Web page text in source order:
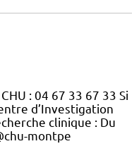
: 04 67 33 67 33 Si
d’Investigation
clinique : Du
montpe